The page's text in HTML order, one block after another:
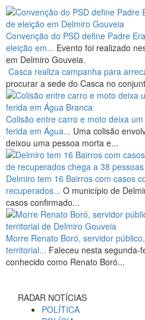
Convenção do PSD define Padre
eleição em... Evento foi realizado
em Delmiro Gouveia.
Casca realiza campanha para
procurar a sede do Casca no
Colisão entre carro e moto deixa
ferida em Água... Uma colisão
deixou uma pessoa morta e...
Delmiro tem 16 Bairros com casos
recuperados... O município de
casos confirmado...
Morre Renato Boró, servidor
territorial... Faleceu nesta segunda-
conhecido como Renato Boró...
RADAR NOTÍCIAS
POLÍTICA